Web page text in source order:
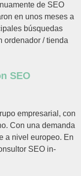
de SEO
en unos meses a
búsquedas
ordenador / tienda
SEO
empresarial, con
Con una demanda
a nivel europeo. En
SEO in-